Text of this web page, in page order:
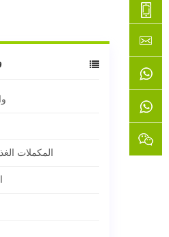
المكملات
5853819